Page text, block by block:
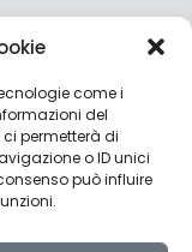
come i
del
permetterà di
o ID unici
può influire